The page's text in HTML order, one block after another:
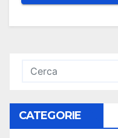
CATEGORIE